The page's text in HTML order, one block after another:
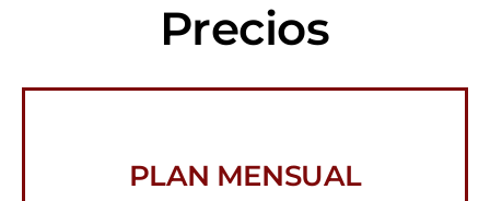
Precios
PLAN MENSUAL